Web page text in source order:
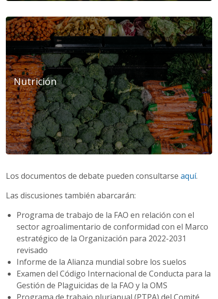
Nutrición
Los documentos de debate pueden consultarse aquí.
Las discusiones también abarcarán:
Programa de trabajo de la FAO en relación con el
sector agroalimentario de conformidad con el Marco
estratégico de la Organización para 2022-2031
revisado
Informe de la Alianza mundial sobre los suelos
Examen del Código Internacional de Conducta para la
Gestión de Plaguicidas de la FAO y la OMS